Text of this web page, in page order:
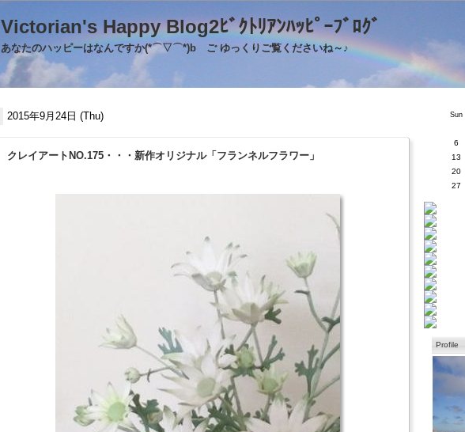
Victorian's Happy Blog2ﾋﾞｸﾄﾘｱﾝﾊｯﾋﾟｰﾌﾞﾛｸﾞ
あなたのハッピーはなんですか(*⌒▽⌒*)b ご ゆっくりご覧くださいね～♪
2015年9月24日 (Thu)
クレイアートNO.175・・・新作オリジナル「フランネルフラワー」
Sun
6
13
20
27
Profile